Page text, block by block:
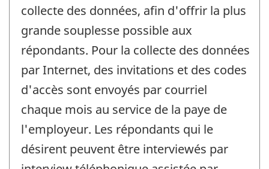
collecte des données, afin d'offrir la plus
grande souplesse possible aux
répondants. Pour la collecte des données
par Internet, des invitations et des codes
d'accès sont envoyés par courriel
chaque mois au service de la paye de
l'employeur. Les répondants qui le
désirent peuvent être interviewés par